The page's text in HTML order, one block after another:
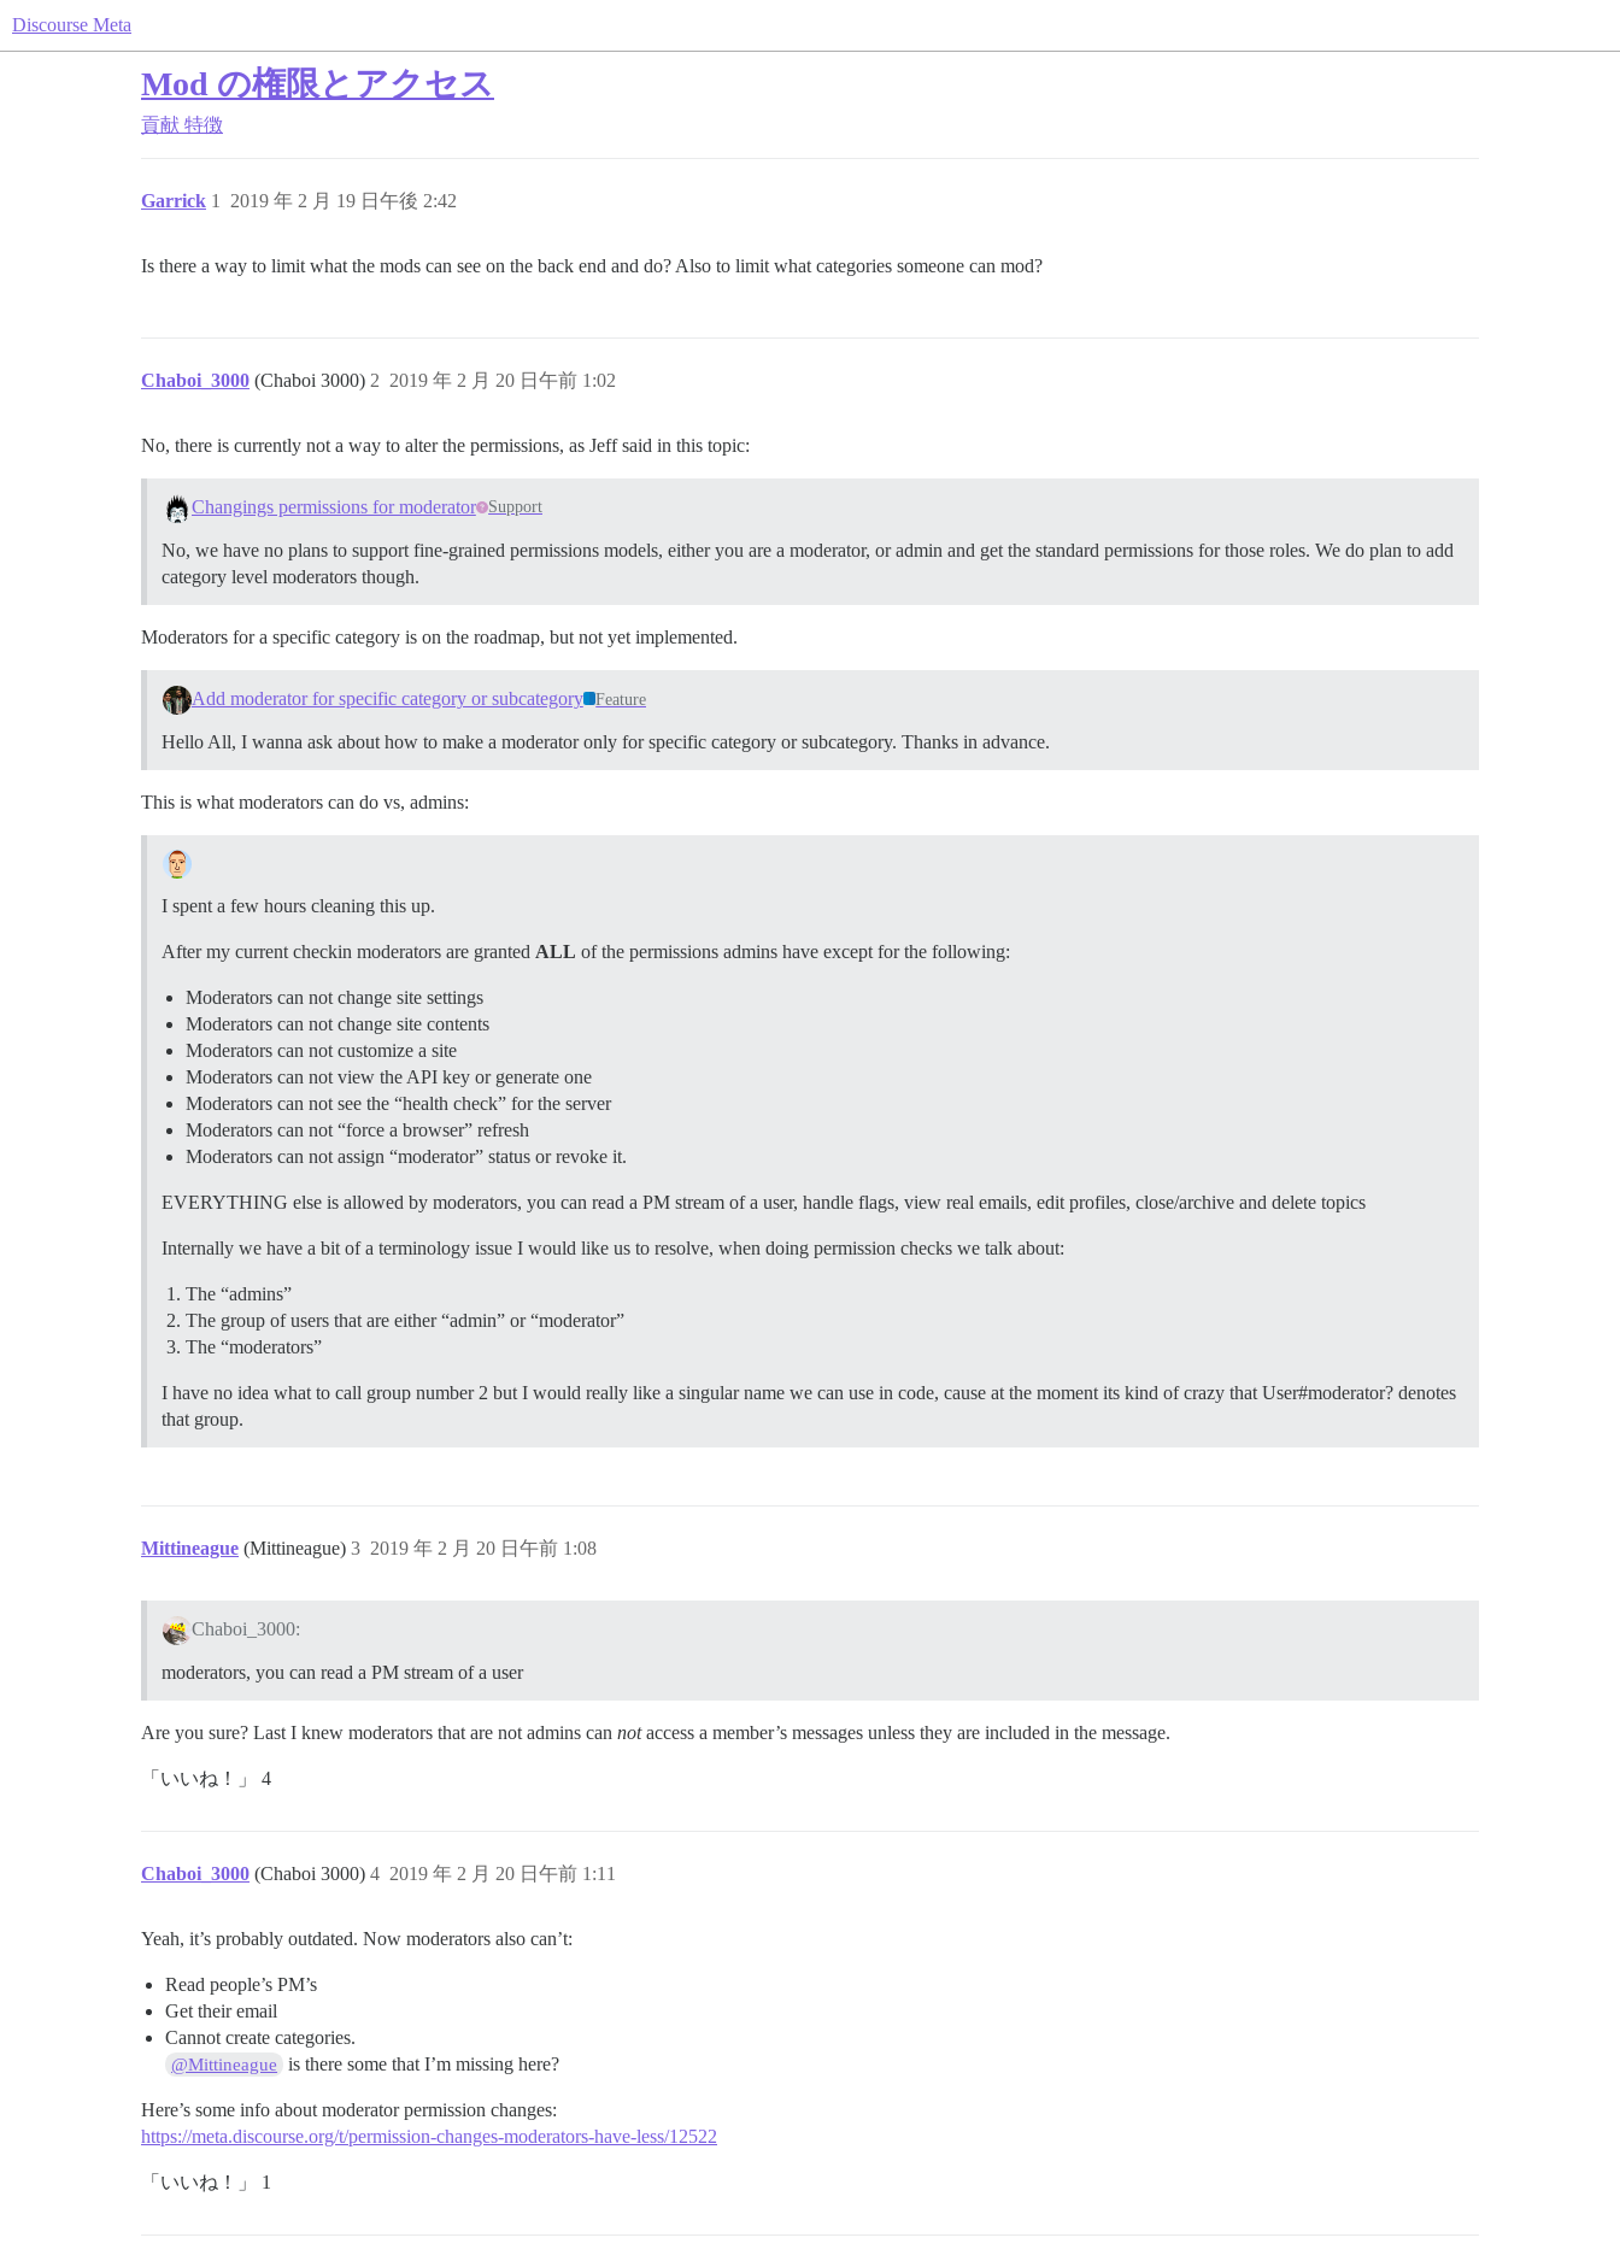
Discourse Meta
Mod の権限とアクセス
貢献 特徴
Garrick 2019 年 2 月 19 日午後 2:42
1
Is there a way to limit what the mods can see on the back end and do? Also to limit what categories someone can mod?
Chaboi_3000 (Chaboi 3000) 2019 年 2 月 20 日午前 1:02
2
No, there is currently not a way to alter the permissions, as Jeff said in this topic:
Changings permissions for moderator Support
No, we have no plans to support fine-grained permissions models, either you are a moderator, or admin and get the standard permissions for those roles. We do plan to add
category level moderators though.
Moderators for a specific category is on the roadmap, but not yet implemented.
Add moderator for specific category or subcategory Feature
Hello All, I wanna ask about how to make a moderator only for specific category or subcategory. Thanks in advance.
This is what moderators can do vs, admins:
I spent a few hours cleaning this up.
After my current checkin moderators are granted ALL of the permissions admins have except for the following:
Moderators can not change site settings
Moderators can not change site contents
Moderators can not customize a site
Moderators can not view the API key or generate one
Moderators can not see the “health check” for the server
Moderators can not “force a browser” refresh
Moderators can not assign “moderator” status or revoke it.
EVERYTHING else is allowed by moderators, you can read a PM stream of a user, handle flags, view real emails, edit profiles, close/archive and delete topics
Internally we have a bit of a terminology issue I would like us to resolve, when doing permission checks we talk about:
The “admins”
The group of users that are either “admin” or “moderator”
The “moderators”
I have no idea what to call group number 2 but I would really like a singular name we can use in code, cause at the moment its kind of crazy that User#moderator? denotes
that group.
Mittineague (Mittineague) 2019 年 2 月 20 日午前 1:08
3
Chaboi_3000:
moderators, you can read a PM stream of a user
Are you sure? Last I knew moderators that are not admins can notaccess a member’s messages unless they are included in the message.
「いいね！」 4
Chaboi_3000 (Chaboi 3000) 2019 年 2 月 20 日午前 1:11
4
Yeah, it’s probably outdated. Now moderators also can’t:
Read people’s PM’s
Get their email
Cannot create categories.
@Mittineague is there some that I’m missing here?
Here’s some info about moderator permission changes:
https://meta.discourse.org/t/permission-changes-moderators-have-less/12522
「いいね！」 1